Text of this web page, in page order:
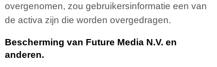
overgenomen, zou gebruikersinformatie een van
de activa zijn die worden overgedragen.
Bescherming van Future Media N.V. en
anderen.